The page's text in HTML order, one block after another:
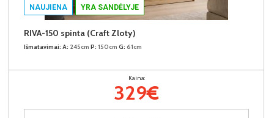
NAUJIENA YRA SANDĖLYJE
RIVA-150 spinta (Craft Zloty)
Išmatavimai: A: 245cm P: 150cm G: 61cm
Kaina:
329€